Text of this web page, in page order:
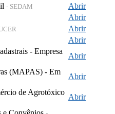
- SEDAM
Abrir
Abrir
Abrir
Abrir
- Empresa
Abrir
(MAPAS) - Em
Abrir
de Agrotóxico
Abrir